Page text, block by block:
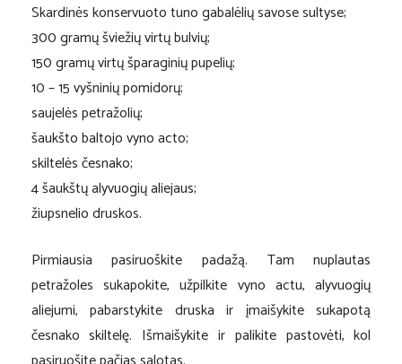
Skardinės konservuoto tuno gabalėlių savose sultyse;
300 gramų šviežių virtų bulvių;
150 gramų virtų šparaginių pupelių;
10 – 15 vyšninių pomidorų;
saujelės petražolių;
šaukšto baltojo vyno acto;
skiltelės česnako;
4 šaukštų alyvuogių aliejaus;
žiupsnelio druskos.
Pirmiausia pasiruoškite padažą. Tam nuplautas
petražoles sukapokite, užpilkite vyno actu, alyvuogių
aliejumi, pabarstykite druska ir įmaišykite sukapotą
česnako skiltelę. Išmaišykite ir palikite pastovėti, kol